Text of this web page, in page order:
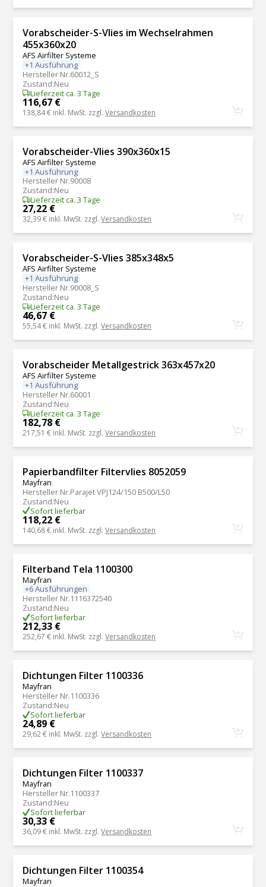
Vorabscheider-S-Vlies im Wechselrahmen
455x360x20
AFS Airfilter Systeme
+1 Ausführung
Hersteller Nr.60012_S
Zustand:Neu
Lieferzeit ca. 3 Tage
116,67 €
138,84 € inkl. MwSt. zzgl.Versandkosten
Vorabscheider-Vlies 390x360x15
AFS Airfilter Systeme
+1 Ausführung
Hersteller Nr.90008
Zustand:Neu
Lieferzeit ca. 3 Tage
27,22 €
32,39 € inkl. MwSt. zzgl.Versandkosten
Vorabscheider-S-Vlies 385x348x5
AFS Airfilter Systeme
+1 Ausführung
Hersteller Nr.90008_S
Zustand:Neu
Lieferzeit ca. 3 Tage
46,67 €
55,54 € inkl. MwSt. zzgl.Versandkosten
Vorabscheider Metallgestrick 363x457x20
AFS Airfilter Systeme
+1 Ausführung
Hersteller Nr.60001
Zustand:Neu
Lieferzeit ca. 3 Tage
182,78 €
217,51 € inkl. MwSt. zzgl.Versandkosten
Papierbandfilter Filtervlies 8052059
Mayfran
Hersteller Nr.Parajet VPJ124/150 B500/L50
Zustand:Neu
Sofort lieferbar
118,22 €
140,68 € inkl. MwSt. zzgl.Versandkosten
Filterband Tela 1100300
Mayfran
+6 Ausführungen
Hersteller Nr.1116372540
Zustand:Neu
Sofort lieferbar
212,33 €
252,67 € inkl. MwSt. zzgl.Versandkosten
Dichtungen Filter 1100336
Mayfran
Hersteller Nr.1100336
Zustand:Neu
Sofort lieferbar
24,89 €
29,62 € inkl. MwSt. zzgl.Versandkosten
Dichtungen Filter 1100337
Mayfran
Hersteller Nr.1100337
Zustand:Neu
Sofort lieferbar
30,33 €
36,09 € inkl. MwSt. zzgl.Versandkosten
Dichtungen Filter 1100354
Mayfran